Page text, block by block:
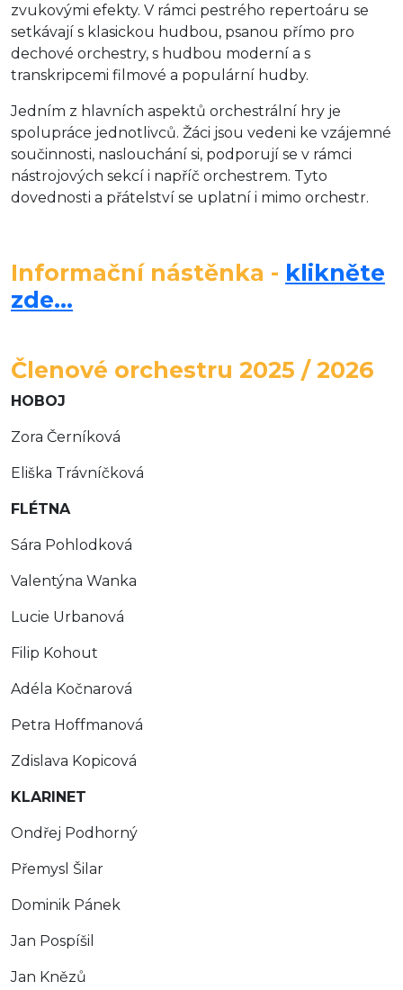
zvukovými efekty. V rámci pestrého repertoáru se
setkávají s klasickou hudbou, psanou přímo pro
dechové orchestry, s hudbou moderní a s
transkripcemi filmové a populární hudby.
Jedním z hlavních aspektů orchestrální hry je
spolupráce jednotlivců. Žáci jsou vedeni ke vzájemné
součinnosti, naslouchání si, podporují se v rámci
nástrojových sekcí i napříč orchestrem. Tyto
dovednosti a přátelství se uplatní i mimo orchestr.
Informační nástěnka - klikněte
zde...
Členové orchestru 2025 / 2026
HOBOJ
Zora Černíková
Eliška Trávníčková
FLÉTNA
Sára Pohlodková
Valentýna Wanka
Lucie Urbanová
Filip Kohout
Adéla Kočnarová
Petra Hoffmanová
Zdislava Kopicová
KLARINET
Ondřej Podhorný
Přemysl Šilar
Dominik Pánek
Jan Pospíšil
Jan Knězů